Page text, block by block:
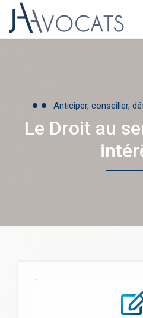
Anticiper, conseiller,
Le Droit au